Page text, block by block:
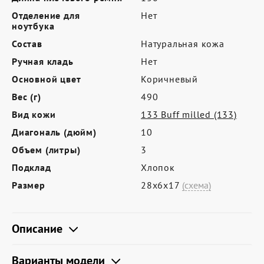
Партнерам
Контакты
Программа лояльности
Политика обработки персональных
данных
Отделение для
ноутбука
Нет
Состав
Натуральная кожа
Ручная кладь
Нет
Основной цвет
Коричневый
Вес (г)
490
Вид кожи
133 Buff milled (133)
Диагональ (дюйм)
10
Объем (литры)
3
Подклад
Хлопок
Размер
28х6х17 (схема)
Описание
Варианты модели